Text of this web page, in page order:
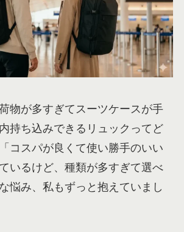
物が多すぎてスーツケースが手
持ち込みできるリュックってど
コスパが良くて使い勝手のいい
いるけど、種類が多すぎて選べ
み、私もずっと抱えていまし